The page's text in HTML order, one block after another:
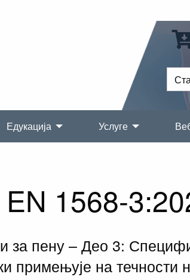
Едукација Услуге
1568-
пену – Део 3:
примењује на